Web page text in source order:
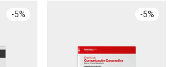
-5% -5%